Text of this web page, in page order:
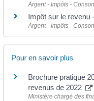
Argent - Impôts -
Impôt sur le revenu
Argent - Impôts -
Pour en savoir plus
Brochure pratique
revenus de 2022
Ministère chargé des